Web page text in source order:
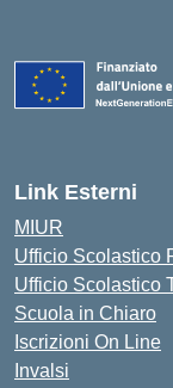
Link Esterni
MIUR
Ufficio Scolastico
Ufficio Scolastico
Scuola in Chiaro
Iscrizioni On Line
Invalsi